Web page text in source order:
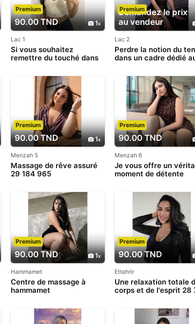
90.00 TND 1
Premium
Lac 1
Si vous souhaitez
remettre du touché dans
un massage
Demandez le prix
au vendeur
Premium
Lac 2
Perdre la notion du
dans un cadre dédié
90.00 TND 1
Premium
Menzah 5
Massage de rêve assuré
29 184 965
90.00 TND
Premium
Menzah 6
Je vous offre un
moment de détente
90.00 TND 1
Premium
Hammamet
Centre de massage à
hammamet
90.00 TND
Premium
Ettahrir
Une relaxation totale
corps et de l'esprit 28